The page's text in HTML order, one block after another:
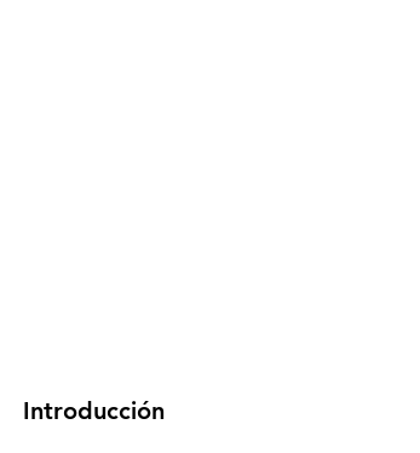
Introducción